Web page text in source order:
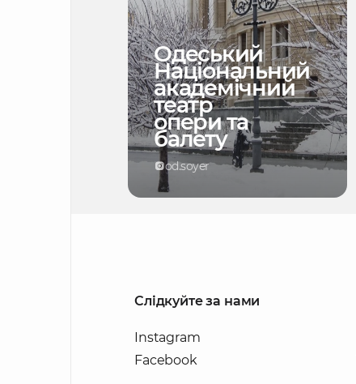
Одеський
Національний
академічний
театр
опери та
балету
od.soyer
Слідкуйте за нами
Instagram
Facebook